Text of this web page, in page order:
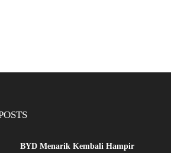
BYD Menarik Kembali Hampir